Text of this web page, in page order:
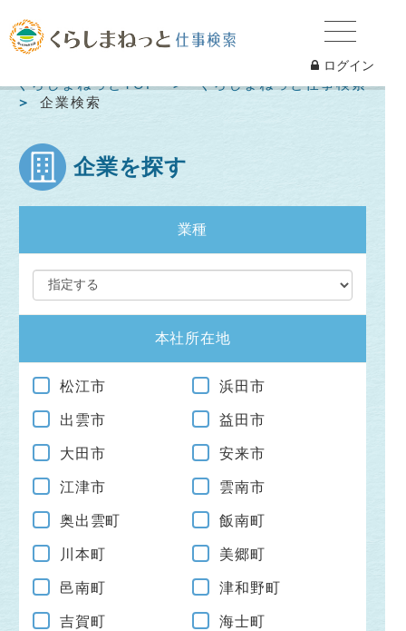
ログイン
くらしまねっとTOP
くらしまねっと仕事検索
企業検索
企業を探す
業種
本社所在地
松江市 浜田市
出雲市 益田市
大田市 安来市
江津市 雲南市
奥出雲町 飯南町
川本町 美郷町
邑南町 津和野町
吉賀町 海士町